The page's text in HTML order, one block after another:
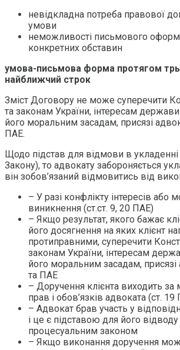
невідкладна потреба правової
умови
неможливості письмового
конкретних обставин
умова-письмова форма протягом
найближчий строк
Зміст Договору не може суперечити
та законам України, інтересам держави
його моральним засадам, присязі
ПАЕ.
Щодо підстав для відмови в укладенні
Закону), то адвокату забороняється
він зобов’язаний відмовитись від
– У разі конфлікту інтересів або
виникнення (ст.ст. 9, 20 ПАЕ)
– Якщо результат, якого бажає
його досягнення на яких клієнт
протиправними, суперечити
законам України, інтересам
його моральним засадам, присязі
та ПАЕ
– Доручення клієнта виходить за
прав і обов’язків адвоката (ст.
– Адвокат брав участь у
і це є підставою для його відводу
процесуальним законом
– Якщо виконання доручення